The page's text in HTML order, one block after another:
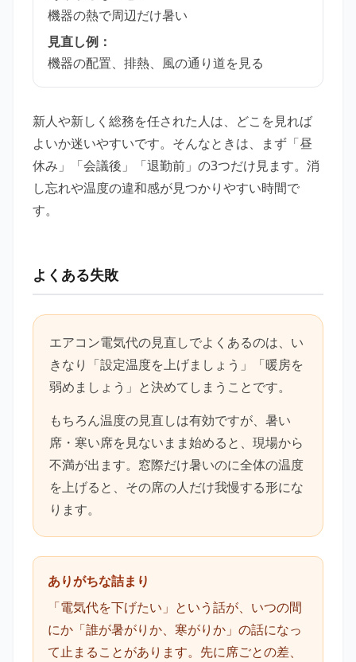
機器の熱で周辺だけ暑い
見直し例：
機器の配置、排熱、風の通り道を見る
新人や新しく総務を任された人は、どこを見れば
よいか迷いやすいです。そんなときは、まず「昼
休み」「会議後」「退勤前」の3つだけ見ます。消
し忘れや温度の違和感が見つかりやすい時間で
す。
よくある失敗
エアコン電気代の見直しでよくあるのは、い
きなり「設定温度を上げましょう」「暖房を
弱めましょう」と決めてしまうことです。
もちろん温度の見直しは有効ですが、暑い
席・寒い席を見ないまま始めると、現場から
不満が出ます。窓際だけ暑いのに全体の温度
を上げると、その席の人だけ我慢する形にな
ります。
ありがちな詰まり
「電気代を下げたい」という話が、いつの間
にか「誰が暑がりか、寒がりか」の話になっ
て止まることがあります。先に席ごとの差、